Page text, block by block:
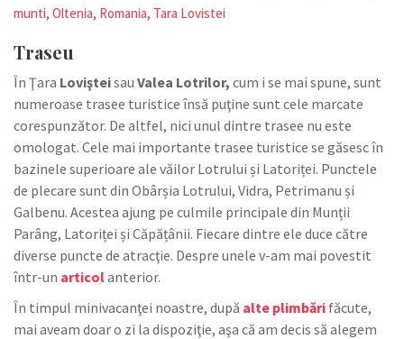
munti, Oltenia, Romania, Tara Lovistei
Traseu
În Ţara Lovişteisau Valea Lotrilor, cum i se mai spune, sunt
numeroase trasee turistice însă puţine sunt cele marcate
corespunzător. De altfel, nici unul dintre trasee nu este
omologat. Cele mai importante trasee turistice se găsesc în
bazinele superioare ale văilor Lotrului și Latoriței. Punctele
de plecare sunt din Obârșia Lotrului, Vidra, Petrimanu și
Galbenu. Acestea ajung pe culmile principale din Munții
Parâng, Latoriței și Căpățânii. Fiecare dintre ele duce către
diverse puncte de atracţie. Despre unele v-am mai povestit
într-un articolanterior.
În timpul minivacanţei noastre, după alte plimbări făcute,
mai aveam doar o zi la dispoziţie, aşa că am decis să alegem